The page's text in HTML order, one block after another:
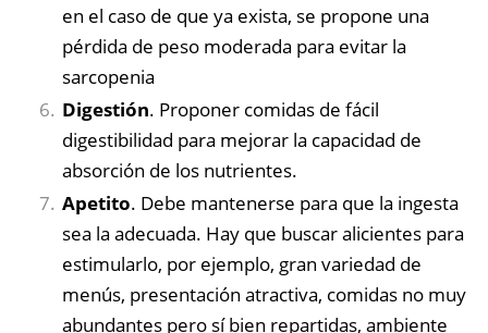
en el caso de que ya exista, se propone una
pérdida de peso moderada para evitar la
sarcopenia
Digestión. Proponer comidas de fácil
digestibilidad para mejorar la capacidad de
absorción de los nutrientes.
Apetito. Debe mantenerse para que la ingesta
sea la adecuada. Hay que buscar alicientes para
estimularlo, por ejemplo, gran variedad de
menús, presentación atractiva, comidas no muy
abundantes pero sí bien repartidas, ambiente